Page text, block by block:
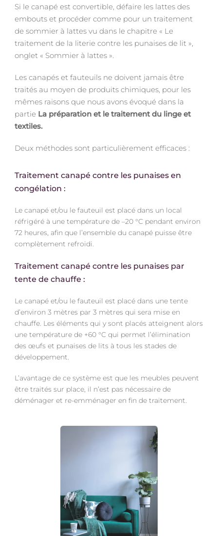
Si le canapé est convertible, défaire les lattes des
embouts et procéder comme pour un traitement
de sommier à lattes vu dans le chapitre « Le
traitement de la literie contre les punaises de lit »,
onglet « Sommier à lattes ».
Les canapés et fauteuils ne doivent jamais être
traités au moyen de produits chimiques, pour les
mêmes raisons que nous avons évoqué dans la
partieLa préparation et le traitement du linge et
textiles.
Deux méthodes sont particulièrement efficaces :
Traitement canapé contre les punaises en
congélation :
Le canapé et/ou le fauteuil est placé dans un local
réfrigéré à une température de –20 °C pendant environ
72 heures, afin que l’ensemble du canapé puisse être
complètement refroidi.
Traitement canapé contre les punaises par
tente de chauffe :
Le canapé et/ou le fauteuil est placé dans une tente
d’environ 3 mètres par 3 mètres qui sera mise en
chauffe. Les éléments qui y sont placés atteignent alors
une température de +60 °C qui permet l’élimination
des œufs et punaises de lits à tous les stades de
développement.
L’avantage de ce système est que les meubles peuvent
être traités sur place, il n’est pas nécessaire de
déménager et re-emménager en fin de traitement.